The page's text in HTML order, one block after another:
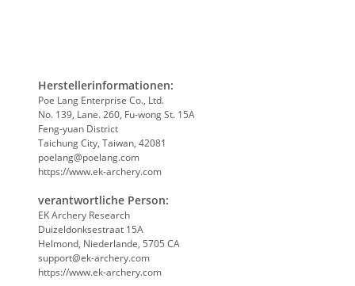
Herstellerinformationen:
Poe Lang Enterprise Co., Ltd.
No. 139, Lane. 260, Fu-wong St. 15A
Feng-yuan District
Taichung City, Taiwan, 42081
poelang@poelang.com
https://www.ek-archery.com
verantwortliche Person:
EK Archery Research
Duizeldonksestraat 15A
Helmond, Niederlande, 5705 CA
support@ek-archery.com
https://www.ek-archery.com